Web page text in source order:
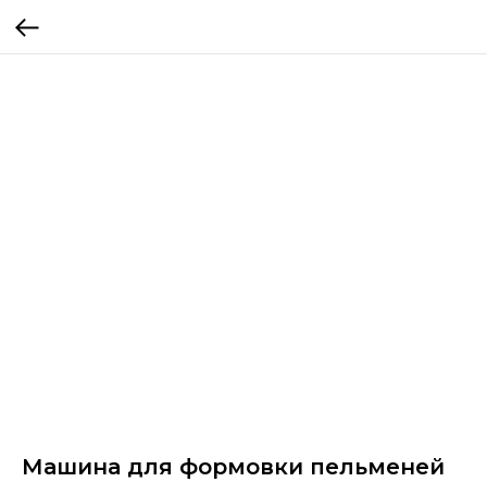
Машина для формовки пельменей